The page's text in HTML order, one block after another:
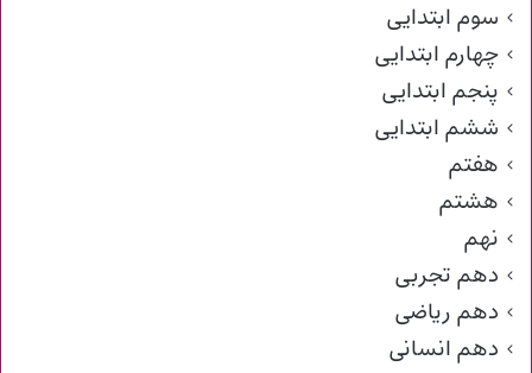
سوم ابتدایی
چهارم ابتدایی
پنجم ابتدایی
ششم ابتدایی
هفتم
هشتم
نهم
دهم تجربی
دهم ریاضی
دهم انسانی